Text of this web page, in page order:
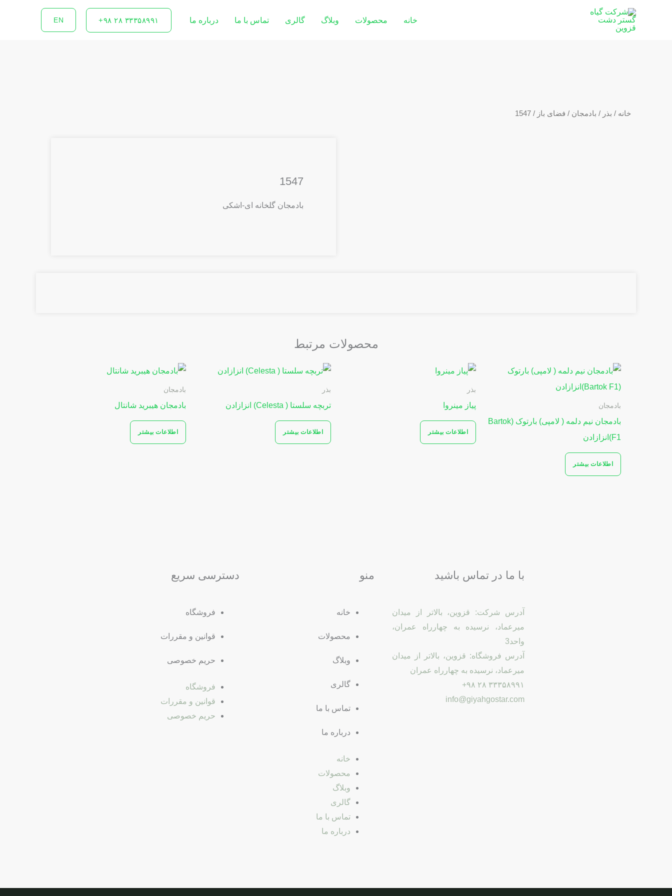
خانه محصولات وبلاگ گالری تماس با ما درباره ما ۳۳۳۵۸۹۹۱ ۲۸ ۹۸+ EN
خانه / بذر / بادمجان / فضای باز / 1547
1547
بادمجان گلخانه ای-اشکی
محصولات مرتبط
بادمجان
بادمجان نیم دلمه ( لامپی) بارتوک (Bartok
F1)انزازادن
اطلاعات بیشتر
بذر
پیاز مینروا
اطلاعات بیشتر
بذر
تربچه سلستا ( Celesta) انزازادن
اطلاعات بیشتر
بادمجان
بادمجان هیبرید شانتال
اطلاعات بیشتر
با ما در تماس باشید
آدرس شرکت: قزوين، بالاتر از ميدان
ميرعماد، نرسيده به چهارراه عمران،
واحد3
آدرس فروشگاه: قزوين، بالاتر از ميدان
ميرعماد، نرسيده به چهارراه عمران
۳۳۳۵۸۹۹۱ ۲۸ ۹۸+
info@giyahgostar.com
منو
خانه
محصولات
وبلاگ
گالری
تماس با ما
درباره ما
خانه
محصولات
وبلاگ
گالری
تماس با ما
درباره ما
دسترسی سریع
فروشگاه
قوانین و مقررات
حریم خصوصی
فروشگاه
قوانین و مقررات
حریم خصوصی